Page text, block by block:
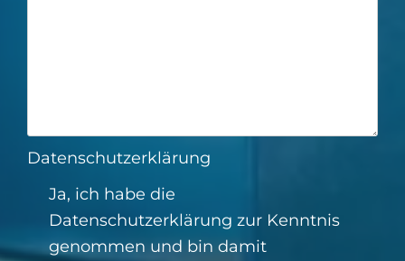
Datenschutzerklärung
Ja, ich habe die
Datenschutzerklärung zur Kenntnis
genommen und bin damit